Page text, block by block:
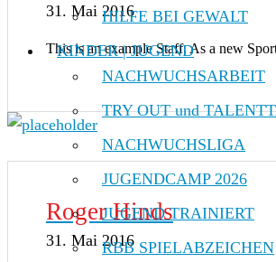
HILFE BEI GEWALT
KINDER | JUGEND
NACHWUCHSARBEIT
TRY OUT und
NACHWUCHSLIGA
JUGENDCAMP 2026
JUGEND TRAINIERT
RBB SPIELABZEICHEN
31. Mai 2016
This is an example Staff. As a new
Roger Hinds
31. Mai 2016